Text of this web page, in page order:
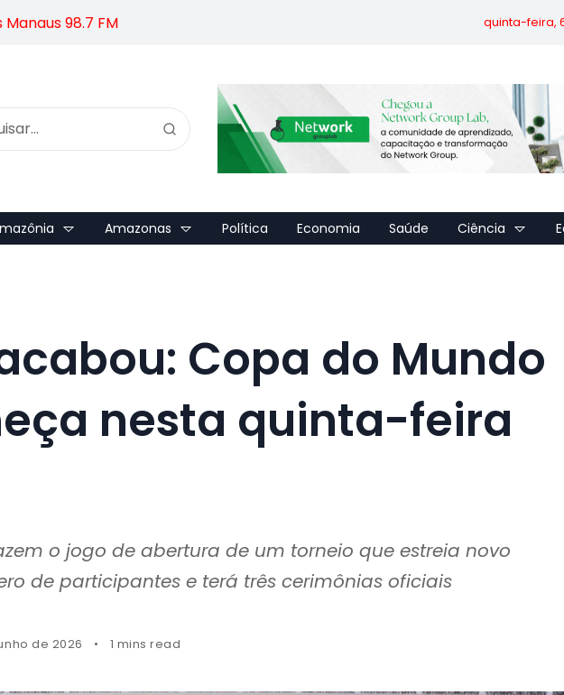
98.7 FM quinta-feira,
Amazonas Política Economia Saúde Ciência
Copa do Mundo
nesta quinta-feira
o jogo de abertura de um torneio que estreia novo
de participantes e terá três cerimônias oficiais
de 2026 1 mins read